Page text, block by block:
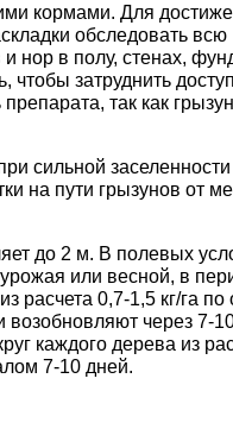
кормами. Для
обследовать всю
нор в полу, стенах,
чтобы затруднить
так как
сильной заселенности
на пути грызунов от
до 2 м. В полевых
или весной, в
расчета 0,7-1,5 кг/га по
через 7-
каждого дерева из
7-10 дней.